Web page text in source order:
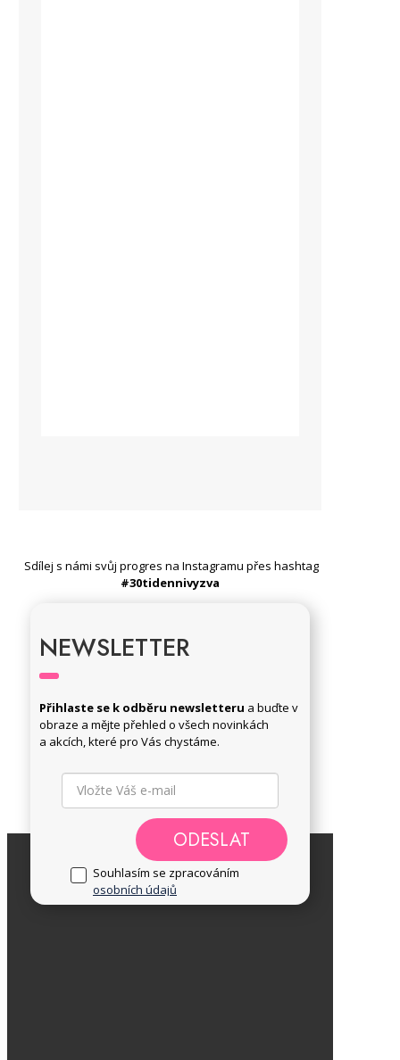
Sdílej s námi svůj progres na Instagramu přes hashtag
#30tidennivyzva
NEWSLETTER
Přihlaste se k odběru newsletteru a buďte v
obraze a mějte přehled o všech novinkách
a akcích, které pro Vás chystáme.
ODESLAT
Souhlasím se zpracováním
osobních údajů